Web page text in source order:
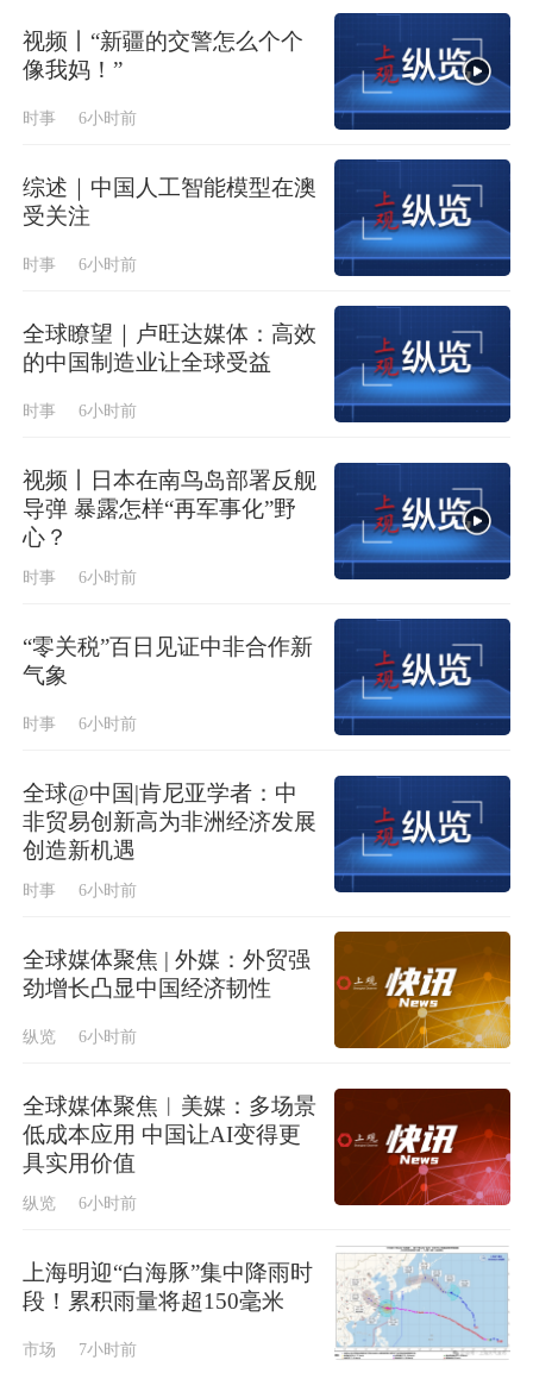
视频丨“新疆的交警怎么个个
像我妈！”
时事 6小时前
综述｜中国人工智能模型在澳
受关注
时事 6小时前
全球瞭望｜卢旺达媒体：高效
的中国制造业让全球受益
时事 6小时前
视频丨日本在南鸟岛部署反舰
导弹 暴露怎样“再军事化”野
心？
时事 6小时前
“零关税”百日见证中非合作新
气象
时事 6小时前
全球@中国|肯尼亚学者：中
非贸易创新高为非洲经济发展
创造新机遇
时事 6小时前
全球媒体聚焦 | 外媒：外贸强
劲增长凸显中国经济韧性
纵览 6小时前
全球媒体聚焦︱美媒：多场景
低成本应用 中国让AI变得更
具实用价值
纵览 6小时前
上海明迎“白海豚”集中降雨时
段！累积雨量将超150毫米
市场 7小时前